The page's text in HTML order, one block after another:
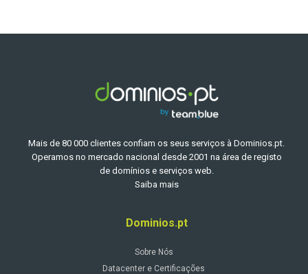
Mais de 80 000 clientes confiam os seus serviços à Dominios.pt.
Operamos no mercado nacional desde 2001 na área de registo
de domínios e serviços web.
Saiba mais
Dominios.pt
Sobre Nós
Datacenter e Certificações